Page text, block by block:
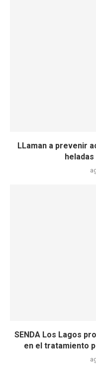
LLaman a prevenir
heladas
SENDA Los Lagos
en el tratamiento